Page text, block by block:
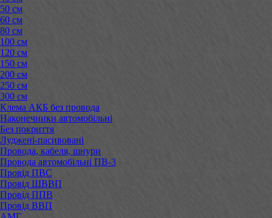
50 см
60 см
80 см
100 см
120 см
150 см
200 см
250 см
300 см
Клема АКБ без провода
Наконечники автомобільні
Без покриття
Луджені-пасивовані
Провода, кабеля, шнури
Провода автомобільні ПВ-3
Провід ПВС
Провід ШВВП
Провід ППВ
Провід ВВП